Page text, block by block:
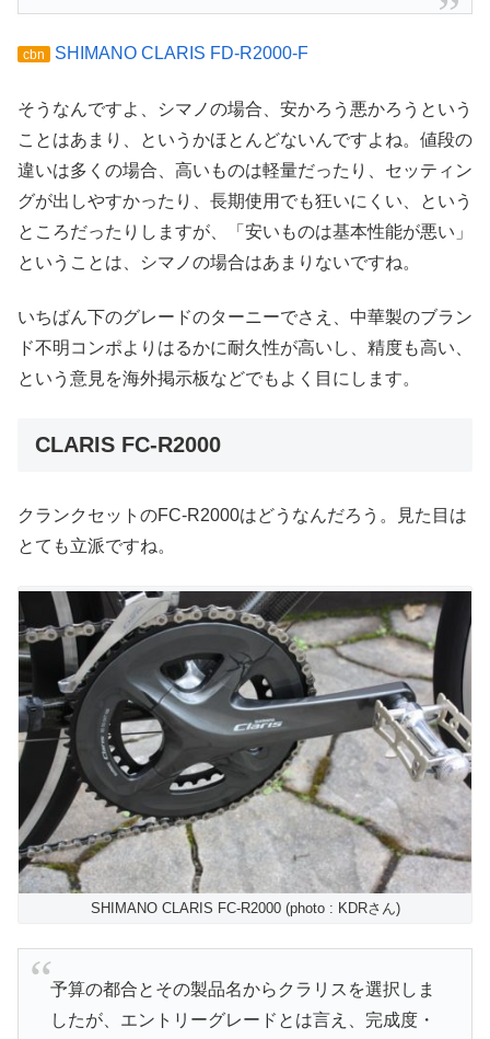
cbn SHIMANO CLARIS FD-R2000-F
そうなんですよ、シマノの場合、安かろう悪かろうという
ことはあまり、というかほとんどないんですよね。値段の
違いは多くの場合、高いものは軽量だったり、セッティン
グが出しやすかったり、長期使用でも狂いにくい、という
ところだったりしますが、「安いものは基本性能が悪い」
ということは、シマノの場合はあまりないですね。
いちばん下のグレードのターニーでさえ、中華製のブラン
ド不明コンポよりはるかに耐久性が高いし、精度も高い、
という意見を海外掲示板などでもよく目にします。
CLARIS FC-R2000
クランクセットのFC-R2000はどうなんだろう。見た目は
とても立派ですね。
SHIMANO CLARIS FC-R2000 (photo : KDRさん)
予算の都合とその製品名からクラリスを選択しま
したが、エントリーグレードとは言え、完成度・